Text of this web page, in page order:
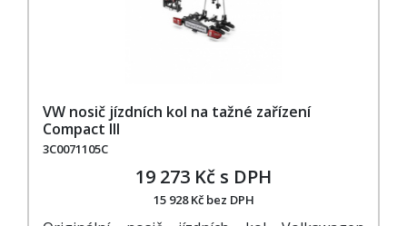
VW nosič jízdních kol na tažné zařízení
Compact III
3C0071105C
19 273 Kč s DPH
15 928 Kč bez DPH